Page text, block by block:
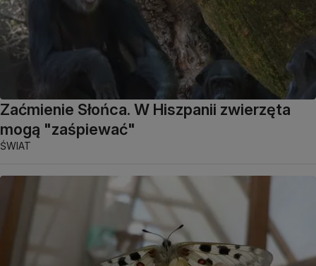
Zaćmienie Słońca. W Hiszpanii zwierzęta
mogą "zaśpiewać"
ŚWIAT